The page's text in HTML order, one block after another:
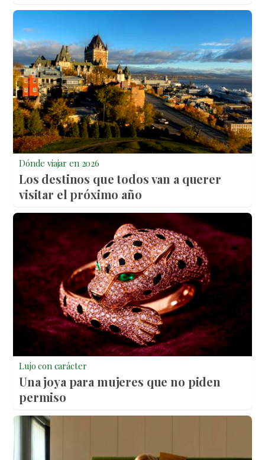
Dónde viajar en 2026
Los destinos que todos van a querer
visitar el próximo año
Lujo con carácter
Una joya para mujeres que no piden
permiso